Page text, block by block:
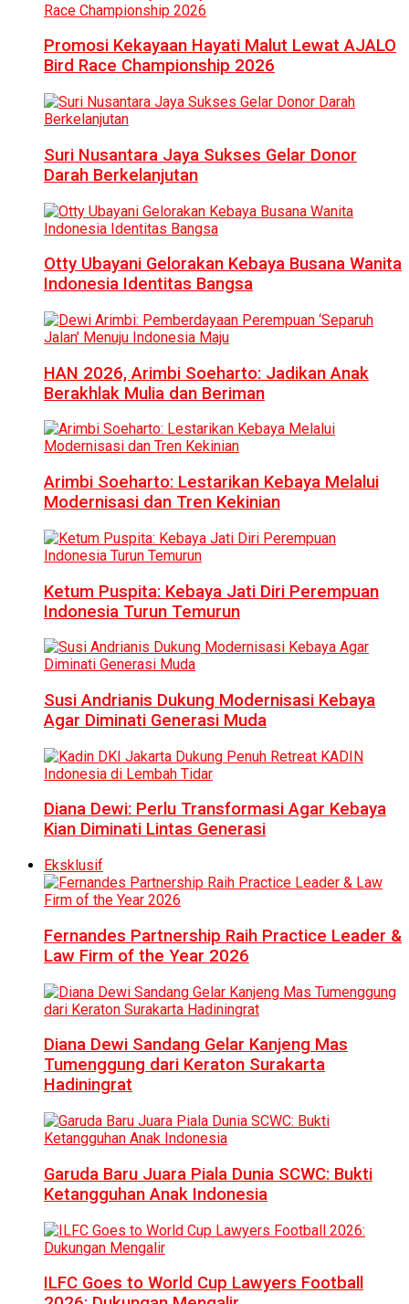
Promosi Kekayaan Hayati Malut Lewat AJALO
Bird Race Championship 2026
Suri Nusantara Jaya Sukses Gelar Donor
Darah Berkelanjutan
Otty Ubayani Gelorakan Kebaya Busana Wanita
Indonesia Identitas Bangsa
HAN 2026, Arimbi Soeharto: Jadikan Anak
Berakhlak Mulia dan Beriman
Arimbi Soeharto: Lestarikan Kebaya Melalui
Modernisasi dan Tren Kekinian
Ketum Puspita: Kebaya Jati Diri Perempuan
Indonesia Turun Temurun
Susi Andrianis Dukung Modernisasi Kebaya
Agar Diminati Generasi Muda
Diana Dewi: Perlu Transformasi Agar Kebaya
Kian Diminati Lintas Generasi
Eksklusif
Fernandes Partnership Raih Practice Leader &
Law Firm of the Year 2026
Diana Dewi Sandang Gelar Kanjeng Mas
Tumenggung dari Keraton Surakarta
Hadiningrat
Garuda Baru Juara Piala Dunia SCWC: Bukti
Ketangguhan Anak Indonesia
ILFC Goes to World Cup Lawyers Football